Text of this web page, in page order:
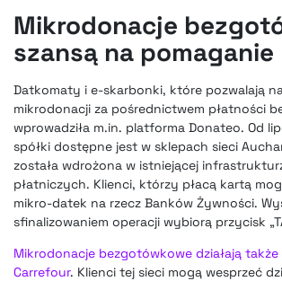
Mikrodonacje
szansą na pomaganie
Datkomaty i e-skarbonki, które pozwalają
mikrodonacji za pośrednictwem płatności
wprowadziła m.in. platforma Donateo. Od
spółki dostępne jest w sklepach sieci
została wdrożona w istniejącej
płatniczych. Klienci, którzy płacą kartą
mikro-datek na rzecz Banków Żywności.
sfinalizowaniem operacji wybiorą przycisk
Mikrodonacje bezgotówkowe działają także
Carrefour. Klienci tej sieci mogą wesprzeć